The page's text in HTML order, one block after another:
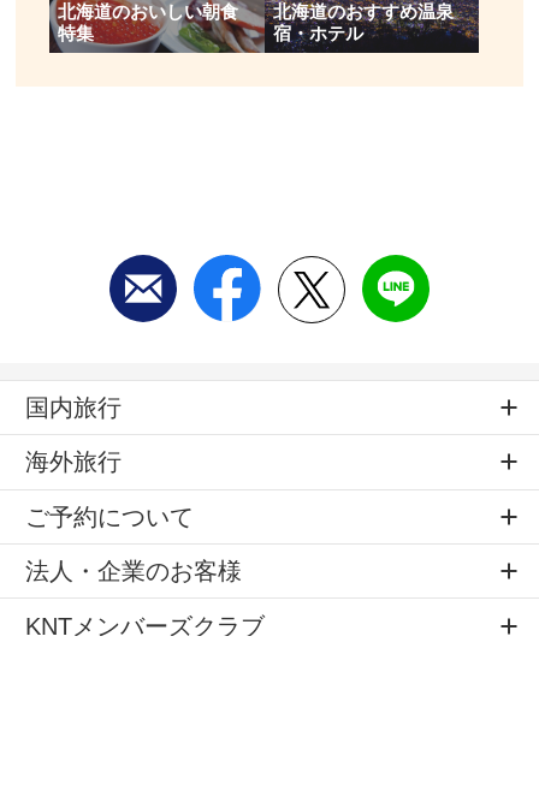
北海道のおいしい朝食
特集
北海道のおすすめ温泉
宿・ホテル
国内旅行
海外旅行
ご予約について
法人・企業のお客様
KNTメンバーズクラブ